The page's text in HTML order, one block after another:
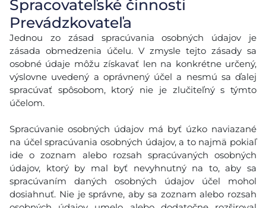
Spracovateľské činnosti
Prevádzkovateľa
Jednou zo zásad spracúvania osobných údajov je
zásada obmedzenia účelu. V zmysle tejto zásady sa
osobné údaje môžu získavať len na konkrétne určený,
výslovne uvedený a oprávnený účel a nesmú sa ďalej
spracúvať spôsobom, ktorý nie je zlučiteľný s týmto
účelom.
Spracúvanie osobných údajov má byť úzko naviazané
na účel spracúvania osobných údajov, a to najmä pokiaľ
ide o zoznam alebo rozsah spracúvaných osobných
údajov, ktorý by mal byť nevyhnutný na to, aby sa
spracúvaním daných osobných údajov účel mohol
dosiahnuť. Nie je správne, aby sa zoznam alebo rozsah